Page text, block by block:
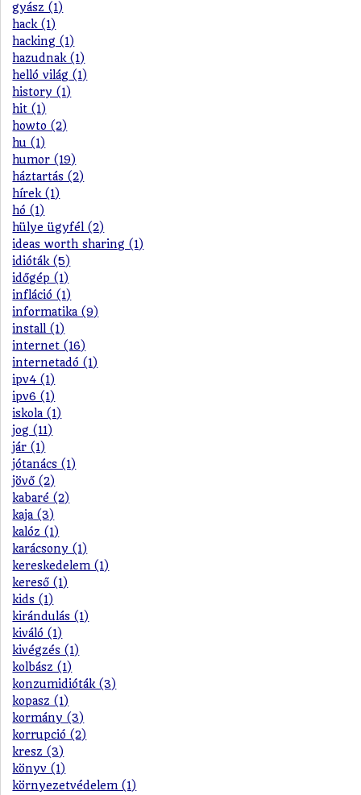
gyász (1)
hack (1)
hacking (1)
hazudnak (1)
helló világ (1)
history (1)
hit (1)
howto (2)
hu (1)
humor (19)
háztartás (2)
hírek (1)
hó (1)
hülye ügyfél (2)
ideas worth sharing (1)
idióták (5)
időgép (1)
infláció (1)
informatika (9)
install (1)
internet (16)
internetadó (1)
ipv4 (1)
ipv6 (1)
iskola (1)
jog (11)
jár (1)
jótanács (1)
jövő (2)
kabaré (2)
kaja (3)
kalóz (1)
karácsony (1)
kereskedelem (1)
kereső (1)
kids (1)
kirándulás (1)
kiváló (1)
kivégzés (1)
kolbász (1)
konzumidióták (3)
kopasz (1)
kormány (3)
korrupció (2)
kresz (3)
könyv (1)
környezetvédelem (1)